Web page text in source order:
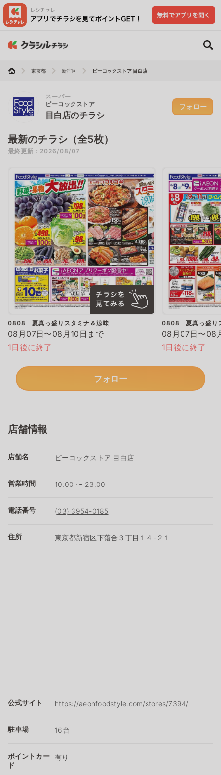
東京都 新宿区 ピーコックストア 目白店
スーパー
ピーコックストア
目白店のチラシ
フォロー
最新のチラシ（全5枚）
最終更新：2026/08/07
0808 夏真っ盛りスタミナ＆涼味
08月07日〜08月10日まで
1日後に終了
0808 夏真っ盛り
08月07日〜08
1日後に終了
フォロー
店舗情報
店舗名 ピーコックストア 目白店
営業時間 10:00 〜 23:00
電話番号 (03) 3954-0185
住所 東京都新宿区下落合３丁目１４-２１
公式サイト https://aeonfoodstyle.com/stores/7394/
駐車場 16台
ポイントカー
ド
有り